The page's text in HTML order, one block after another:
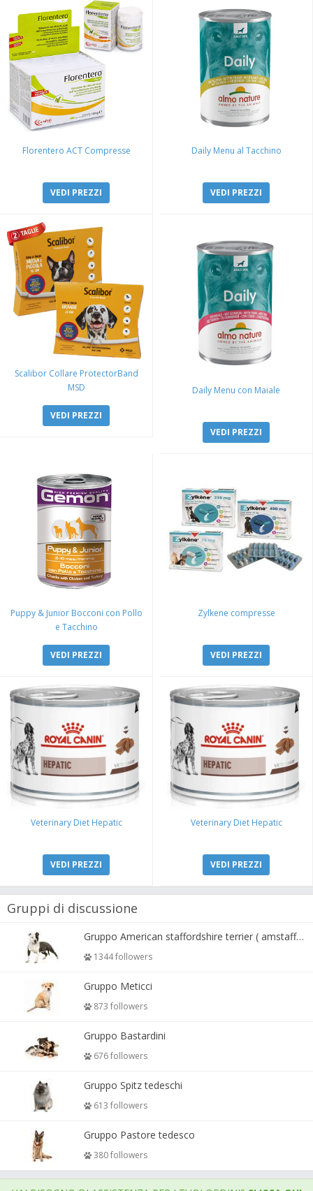
Florentero ACT Compresse
VEDI PREZZI
Daily Menu al Tacchino
VEDI PREZZI
Scalibor Collare ProtectorBand
MSD
VEDI PREZZI
Daily Menu con Maiale
VEDI PREZZI
Puppy & Junior Bocconi con Pollo
e Tacchino
VEDI PREZZI
Zylkene compresse
VEDI PREZZI
Veterinary Diet Hepatic
VEDI PREZZI
Veterinary Diet Hepatic
VEDI PREZZI
Gruppi di discussione
Gruppo American staffordshire terrier ( amstaff, amastaff )
1344 followers
Gruppo Meticci
873 followers
Gruppo Bastardini
676 followers
Gruppo Spitz tedeschi
613 followers
Gruppo Pastore tedesco
380 followers